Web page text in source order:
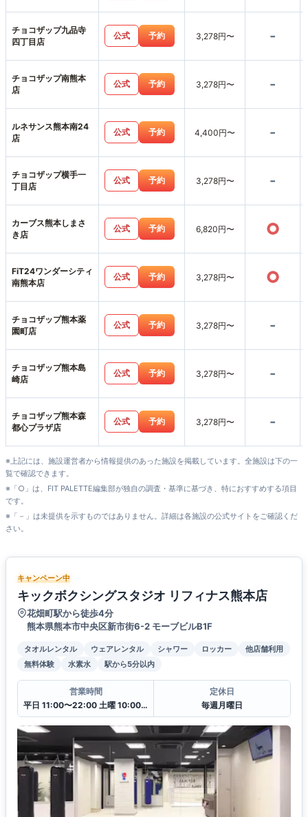
チョコザップ九品寺
四丁目店
公式 予約 3,278円〜 -
チョコザップ南熊本
店
公式 予約 3,278円〜 -
ルネサンス熊本南24
店
公式 予約 4,400円〜 -
チョコザップ横手一
丁目店
公式 予約 3,278円〜 -
カーブス熊本しまさ
き店
公式 予約 6,820円〜 ○
FiT24ワンダーシティ
南熊本店
公式 予約 3,278円〜 ○
チョコザップ熊本薬
園町店
公式 予約 3,278円〜 -
チョコザップ熊本島
崎店
公式 予約 3,278円〜 -
チョコザップ熊本森
都心プラザ店
公式 予約 3,278円〜 -
※上記には、施設運営者から情報提供のあった施設を掲載しています。全施設は下の一
覧で確認できます。
※「○」は、FIT PALETTE編集部が独自の調査・基準に基づき、特におすすめする項目
です。
※「－」は未提供を示すものではありません。詳細は各施設の公式サイトをご確認くだ
さい。
キャンペーン中
キックボクシングスタジオ リフィナス熊本店
花畑町駅から徒歩4分
熊本県熊本市中央区新市街6-2 モーブビルB1F
タオルレンタル ウェアレンタル シャワー ロッカー
他店舗利用
無料体験
水素水 駅から5分以内
営業時間
平日 11:00〜22:00 土曜 10:00〜20:00 日・祝 10:00〜18:00
定休日
毎週月曜日